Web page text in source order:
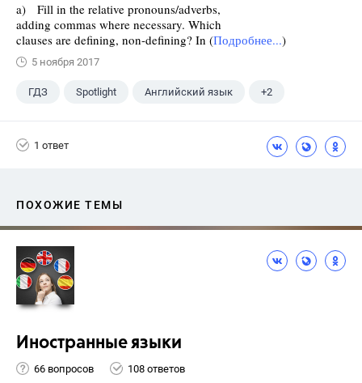
a) Fill in the relative pronouns/adverbs,
adding commas where necessary. Which
clauses are defining, non-defining? In (Подробнее...)
5 ноября 2017
ГДЗ Spotlight Английский язык +2
1 ответ
ПОХОЖИЕ ТЕМЫ
Иностранные языки
66 вопросов 108 ответов